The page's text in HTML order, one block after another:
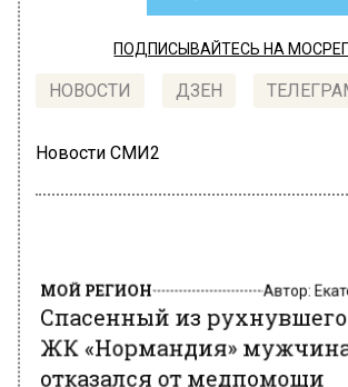
ПОДПИСЫВАЙТЕСЬ НА
НОВОСТИ ДЗЕН
Новости СМИ2
Спасенный из
ЖК «Нормандия»
отказался от медпомощи